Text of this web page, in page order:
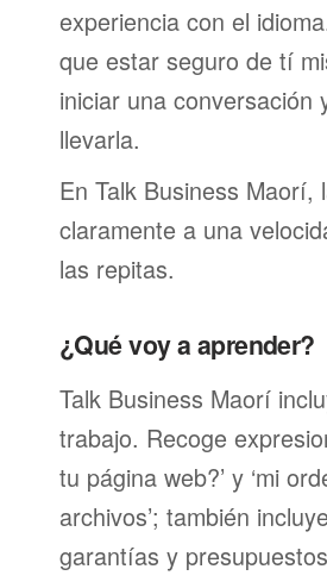
experiencia con el
que estar seguro de tí
iniciar una conversación
llevarla.
En Talk Business Maorí,
claramente a una
las repitas.
¿Qué voy a aprender?
Talk Business Maorí
trabajo. Recoge
tu página web?’ y ‘mi
archivos’; también
garantías y